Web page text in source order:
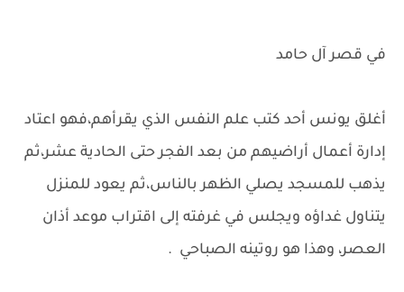
في قصر آل حامد
أغلق يونس أحد كتب علم النفس الذي يقرأهم،فهو اعتاد
إدارة أعمال أراضيهم من بعد الفجر حتى الحادية عشر،ثم
يذهب للمسجد يصلي الظهر بالناس،ثم يعود للمنزل
يتناول غداؤه ويجلس في غرفته إلى اقتراب موعد أذان
العصر، وهذا هو روتينه الصباحي .